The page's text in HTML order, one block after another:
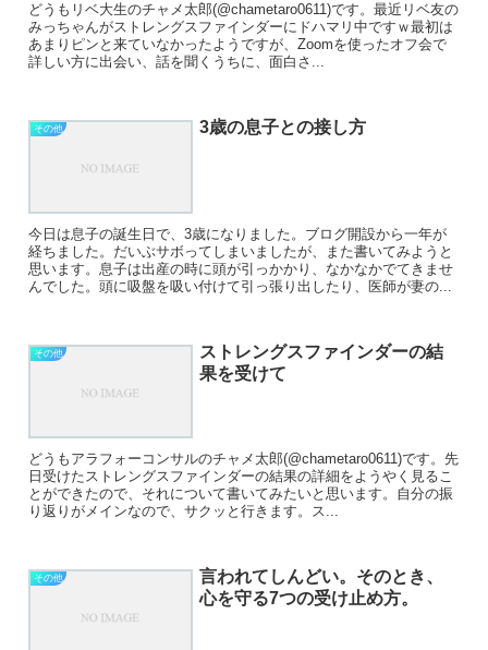
どうもリベ大生のチャメ太郎(@chametaro0611)です。最近リベ友の
みっちゃんがストレングスファインダーにドハマリ中ですｗ最初は
あまりピンと来ていなかったようですが、Zoomを使ったオフ会で
詳しい方に出会い、話を聞くうちに、面白さ...
その他 3歳の息子との接し方
今日は息子の誕生日で、3歳になりました。ブログ開設から一年が
経ちました。だいぶサボってしまいましたが、また書いてみようと
思います。息子は出産の時に頭が引っかかり、なかなかでてきませ
んでした。頭に吸盤を吸い付けて引っ張り出したり、医師が妻の...
その他
ストレングスファインダーの結
果を受けて
どうもアラフォーコンサルのチャメ太郎(@chametaro0611)です。先
日受けたストレングスファインダーの結果の詳細をようやく見るこ
とができたので、それについて書いてみたいと思います。自分の振
り返りがメインなので、サクッと行きます。ス...
その他
言われてしんどい。そのとき、
心を守る7つの受け止め方。